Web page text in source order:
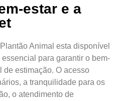
estar e a
Plantão Animal esta disponível
para garantir o bem-
de estimação. O acesso
a tranquilidade para os
o atendimento de